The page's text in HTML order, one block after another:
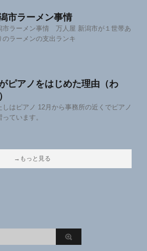
市ラーメン事情
市ラーメン事情 万人屋 新潟市が１世帯あ
のラーメンの支出ランキ
ピアノをはじめた理由（わ
しはピアノ 12月から事務所の近くでピアノ
っています。
→もっと見る